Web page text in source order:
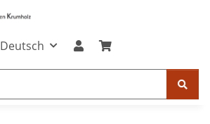
Deutsch